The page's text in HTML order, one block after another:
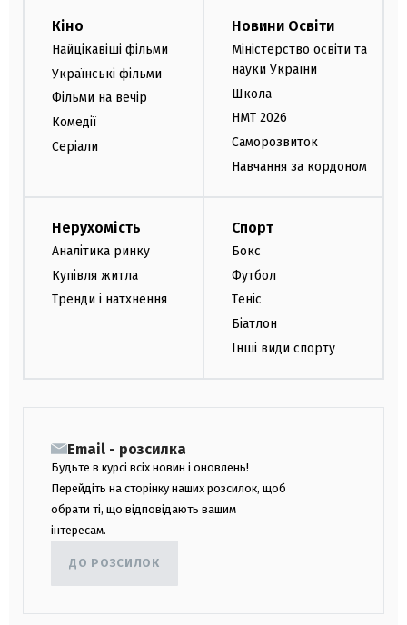
Кіно
Найцікавіші фільми
Українські фільми
Фільми на вечір
Комедії
Серіали
Новини Освіти
Міністерство освіти та
науки України
Школа
НМТ 2026
Саморозвиток
Навчання за кордоном
Нерухомість
Аналітика ринку
Купівля житла
Тренди і натхнення
Спорт
Бокс
Футбол
Теніс
Біатлон
Інші види спорту
Email - розсилка
Будьте в курсі всіх новин і оновлень!
Перейдіть на сторінку наших розсилок, щоб
обрати ті, що відповідають вашим
інтересам.
ДО РОЗСИЛОК